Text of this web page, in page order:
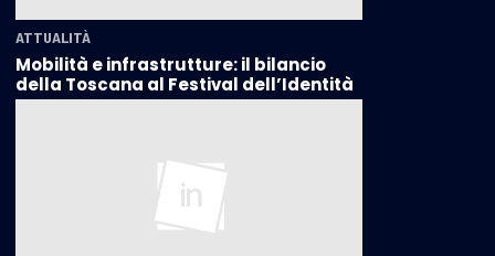
ATTUALITÀ
Mobilità e infrastrutture: il bilancio
della Toscana al Festival dell’Identità